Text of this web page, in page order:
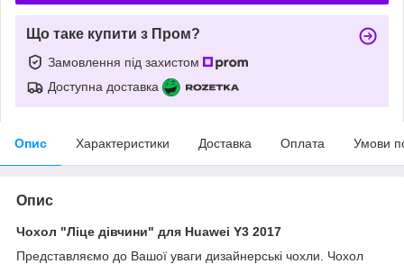
Що таке купити з Пром?
Замовлення під захистом
Доступна доставка
Опис Характеристики Доставка Оплата Умови
Опис
Чохол "Ліце дівчини" для Huawei Y3 2017
Представляємо до Вашої уваги дизайнерські чохли. Чохол